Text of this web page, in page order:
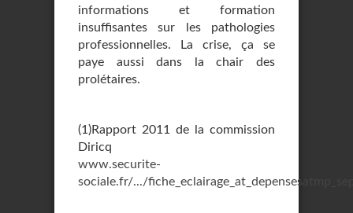
informations et formation
insuffisantes sur les pathologies
professionnelles. La crise, ça se
paye aussi dans la chair des
prolétaires.
(1)Rapport 2011 de la commission
Diricq
www.securite-
sociale.fr/.../